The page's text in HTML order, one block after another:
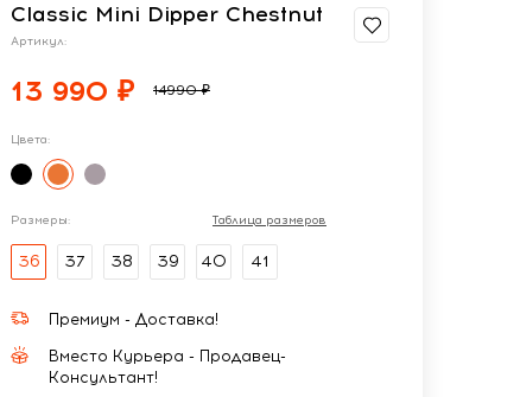
Classic Mini Dipper Chestnut
Артикул:
13 990 ₽ 14990 ₽
Цвета:
Размеры: Таблица размеров
36 37 38 39 40 41
Премиум - Доставка!
Вместо Курьера - Продавец-
Консультант!